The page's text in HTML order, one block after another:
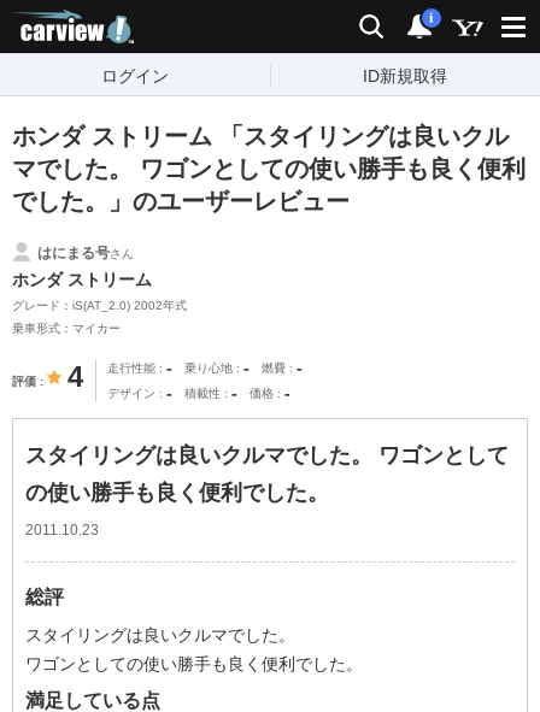
検索 通知
i
ログイン ID新規取得
ホンダ ストリーム 「スタイリングは良いクル
マでした。 ワゴンとしての使い勝手も良く便利
でした。」のユーザーレビュー
はにまる号さん
ホンダ ストリーム
グレード：iS(AT_2.0) 2002年式
乗車形式：マイカー
評価 4 走行性能 - 乗り心地 - 燃費 -
デザイン - 積載性 - 価格 -
スタイリングは良いクルマでした。 ワゴンとして
の使い勝手も良く便利でした。
2011.10.23
総評
スタイリングは良いクルマでした。
ワゴンとしての使い勝手も良く便利でした。
満足している点